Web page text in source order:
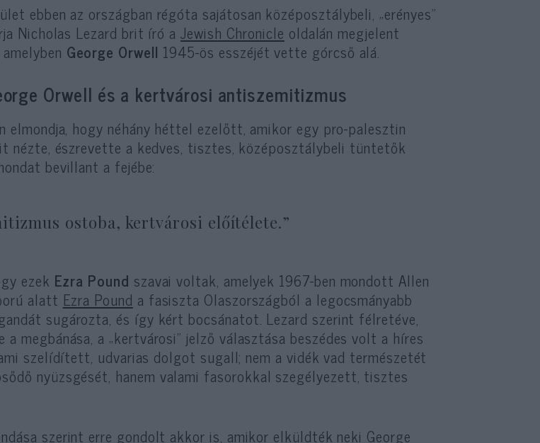
ebben az országban régóta sajátosan középosztálybeli, „erényes”
Nicholas Lezard brit író a Jewish Chronicle oldalán megjelent
George Orwell 1945-ös esszéjét vette górcső alá.
Orwell és a kertvárosi antiszemitizmus
elmondja, hogy néhány héttel ezelőtt, amikor egy pro-palesztin
nézte, észrevette a kedves, tisztes, középosztálybeli tüntetők
bevillant a fejébe:
ostoba, kertvárosi előítélete.”
ezek Ezra Pound szavai voltak, amelyek 1967-ben mondott Allen
alatt Ezra Pound a fasiszta Olaszországból a legocsmányabb
sugározta, és így kért bocsánatot. Lezard szerint félretéve,
megbánása, a „kertvárosi” jelző választása beszédes volt a híres
szelídített, udvarias dolgot sugall; nem a vidék vad természetét
nyüzsgését, hanem valami fasorokkal szegélyezett, tisztes
szerint erre gondolt akkor is, amikor elküldték neki George